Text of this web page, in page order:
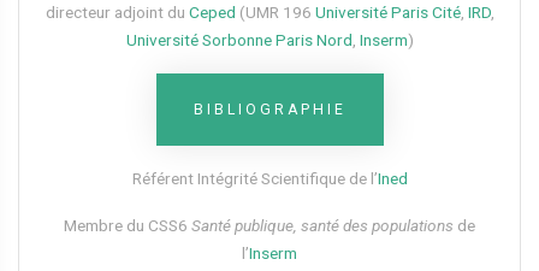
directeur adjoint du Ceped (UMR 196 Université Paris Cité, IRD,
Université Sorbonne Paris Nord Inserm)
BIBLIOGRAPHIE
Référent Intégrité Scientifique de l’Ined
Membre du CSS6​ Santé publique, santé des populations de
l’Inserm